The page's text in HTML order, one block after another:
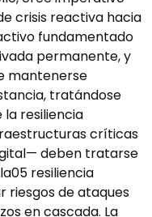
crisis reactiva hacia
fundamentado
permanente, y
mantenerse
tratándose
resiliencia
críticas
deben tratarse
resiliencia
riesgos de ataques
en cascada. La